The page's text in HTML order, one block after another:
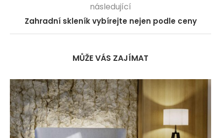
následující
Zahradní skleník vybírejte nejen podle ceny
MŮŽE VÁS ZAJÍMAT